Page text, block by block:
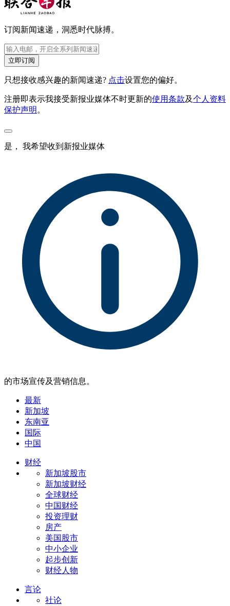
订阅新闻速递，洞悉时代脉搏。
立即订阅
只想接收感兴趣的新闻速递? 点击设置您的偏好。
注册即表示我接受新报业媒体不时更新的使用条款及个人资料
保护声明 。
是， 我希望收到新报业媒体
的市场宣传及营销信息。
最新
新加坡
东南亚
国际
中国
财经
新加坡股市
新加坡财经
全球财经
中国财经
投资理财
房产
美国股市
中小企业
起步创新
财经人物
言论
社论